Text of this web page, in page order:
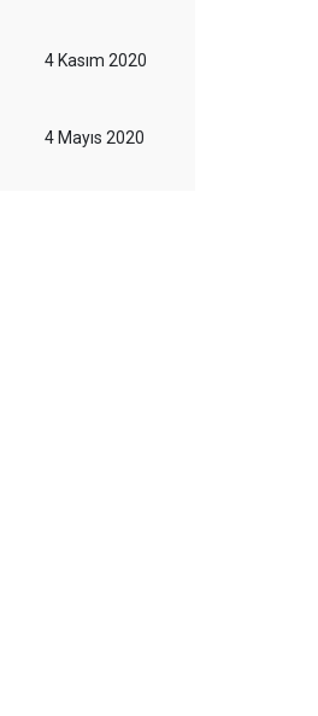
4 Kasım 2020
4 Mayıs 2020